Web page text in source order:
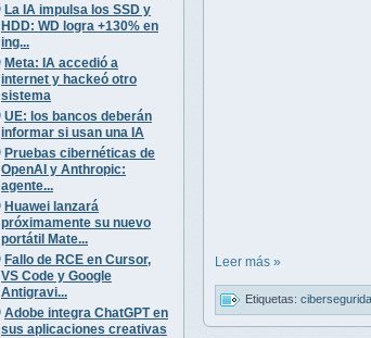
La IA impulsa los SSD y
HDD: WD logra +130% en
ing...
Meta: IA accedió a
internet y hackeó otro
sistema
UE: los bancos deberán
informar si usan una IA
Pruebas cibernéticas de
OpenAI y Anthropic:
agente...
Huawei lanzará
próximamente su nuevo
portátil Mate...
Fallo de RCE en Cursor,
VS Code y Google
Antigravi...
Adobe integra ChatGPT en
sus aplicaciones creativas
Leer más »
Etiquetas: